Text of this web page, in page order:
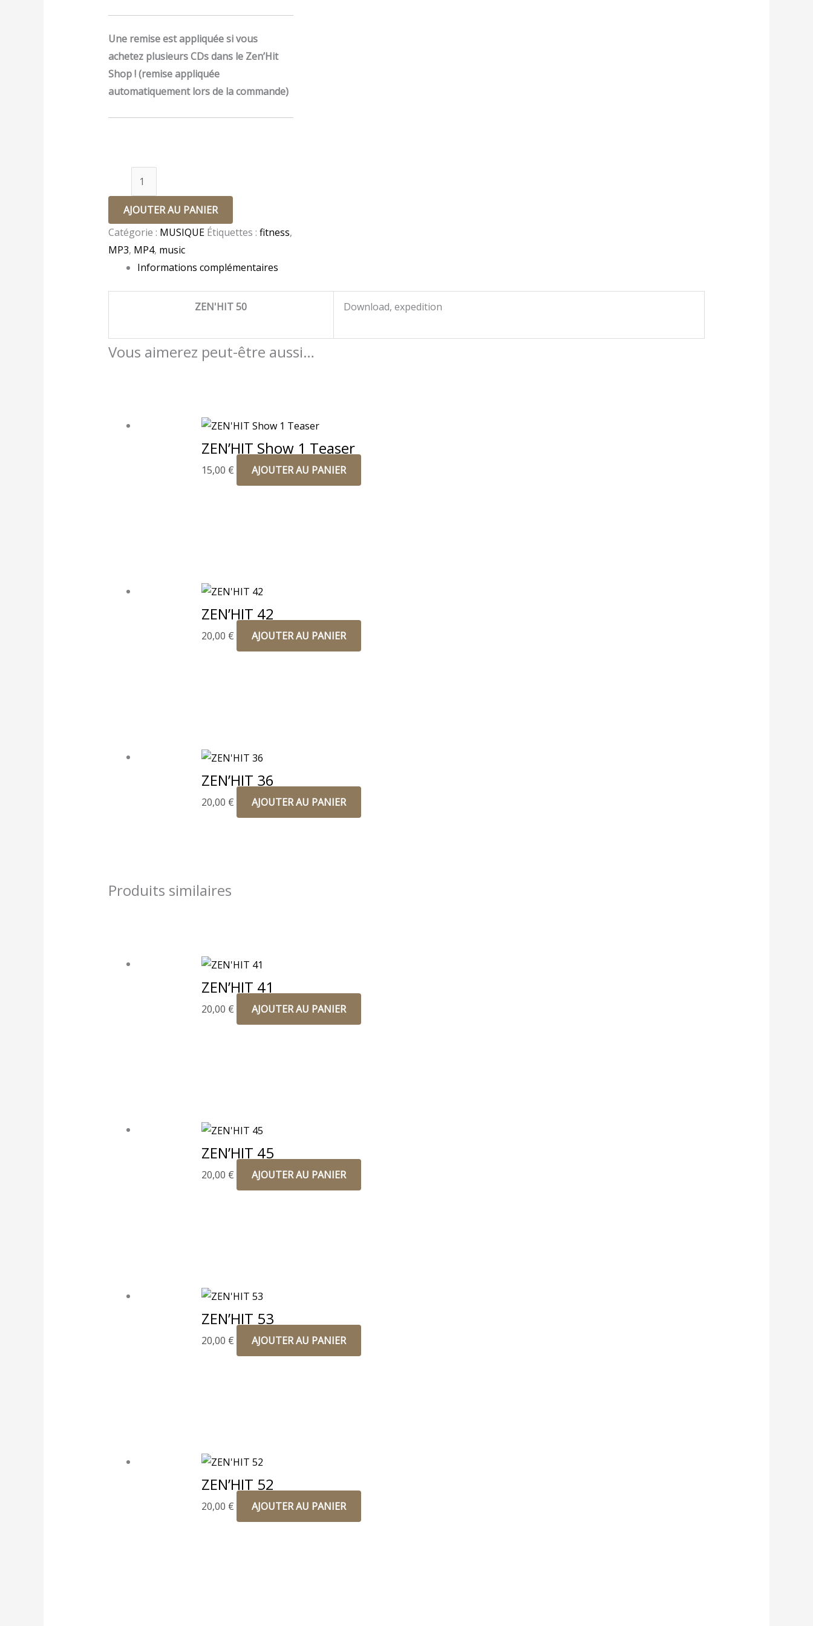
Une remise est appliquée si vous
achetez plusieurs CDs dans le Zen’Hit
Shop ! (remise appliquée
automatiquement lors de la commande)
AJOUTER AU PANIER
Catégorie : MUSIQUE Étiquettes : fitness,
MP3, MP4, music
Informations complémentaires
ZEN'HIT 50 Download, expedition
Vous aimerez peut-être aussi…
ZEN’HIT Show 1 Teaser
15,00 € AJOUTER AU PANIER
ZEN’HIT 42
20,00 € AJOUTER AU PANIER
ZEN’HIT 36
20,00 € AJOUTER AU PANIER
Produits similaires
ZEN’HIT 41
20,00 € AJOUTER AU PANIER
ZEN’HIT 45
20,00 € AJOUTER AU PANIER
ZEN’HIT 53
20,00 € AJOUTER AU PANIER
ZEN’HIT 52
20,00 € AJOUTER AU PANIER